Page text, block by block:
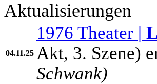
Aktualisierungen
04.11.25
1976 Theater |
Akt, 3. Szene)
Schwank)